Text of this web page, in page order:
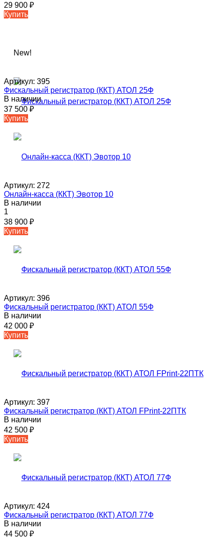
29 900 ₽
Купить
New!
Артикул: 395
Фискальный регистратор (ККТ) АТОЛ 25Ф
В наличии
37 500 ₽
Купить
Артикул: 272
Онлайн-касса (ККТ) Эвотор 10
В наличии
1
38 900 ₽
Купить
Артикул: 396
Фискальный регистратор (ККТ) АТОЛ 55Ф
В наличии
42 000 ₽
Купить
Артикул: 397
Фискальный регистратор (ККТ) АТОЛ FPrint-22ПТК
В наличии
42 500 ₽
Купить
Артикул: 424
Фискальный регистратор (ККТ) АТОЛ 77Ф
В наличии
44 500 ₽